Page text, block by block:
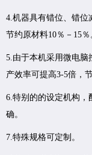
4.机器具有错位、错位
节约原材料10％－15％
5.由于本机采用微电脑
产效率可提高3-5倍，
6.特别的的设定机构，
确。
7.特殊规格可定制。